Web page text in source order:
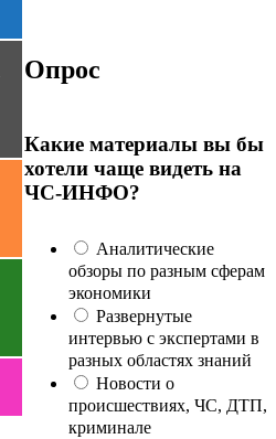
Опрос
Какие материалы вы бы
хотели чаще видеть на
ЧС-ИНФО?
Аналитические
обзоры по разным сферам
экономики
Развернутые
интервью с экспертами в
разных областях знаний
Новости о
происшествиях, ЧС, ДТП,
криминале